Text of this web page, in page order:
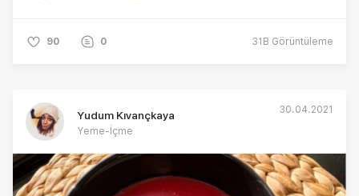
90 0 31B Görüntüleme
Yudum Kıvançkaya
Yeme-İçme
30.04.2021